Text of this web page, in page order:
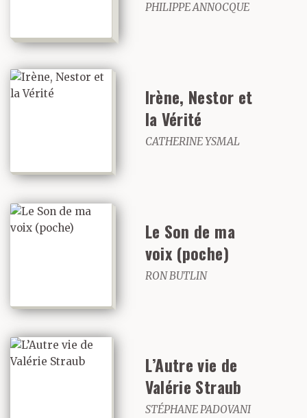
PHILIPPE ANNOCQUE
Irène, Nestor et
la Vérité
CATHERINE YSMAL
Le Son de ma
voix (poche)
RON BUTLIN
L’Autre vie de
Valérie Straub
STÉPHANE PADOVANI